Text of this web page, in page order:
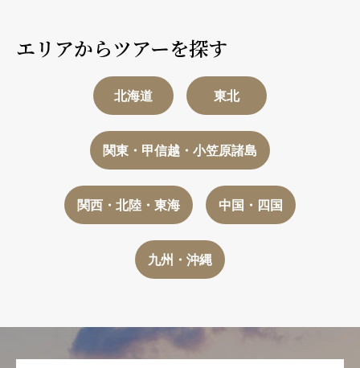
エリアからツアーを探す
北海道 東北
関東・甲信越・小笠原諸島
関西・北陸・東海 中国・四国
九州・沖縄